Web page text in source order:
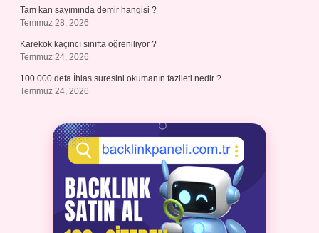
Tam kan sayımında demir hangisi ?
Temmuz 28, 2026
Karekök kaçıncı sınıfta öğreniliyor ?
Temmuz 24, 2026
100.000 defa İhlas suresini okumanın fazileti nedir ?
Temmuz 24, 2026